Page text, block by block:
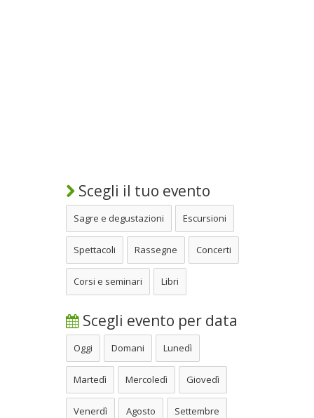
Scegli il tuo evento
Sagre e degustazioni Escursioni
Spettacoli Rassegne Concerti
Corsi e seminari Libri
Scegli evento per data
Oggi Domani Lunedì
Martedì Mercoledì Giovedì
Venerdì Agosto Settembre